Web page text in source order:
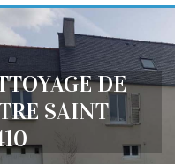
DE
SAINT